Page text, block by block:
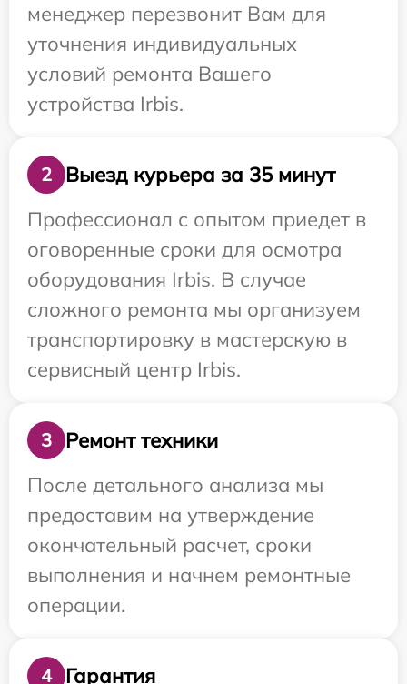
менеджер перезвонит Вам для
уточнения индивидуальных
условий ремонта Вашего
устройства Irbis.
2
Выезд курьера за 35 минут
Профессионал с опытом приедет в
оговоренные сроки для осмотра
оборудования Irbis. В случае
сложного ремонта мы организуем
транспортировку в мастерскую в
сервисный центр Irbis.
3
Ремонт техники
После детального анализа мы
предоставим на утверждение
окончательный расчет, сроки
выполнения и начнем ремонтные
операции.
4 Гарантия